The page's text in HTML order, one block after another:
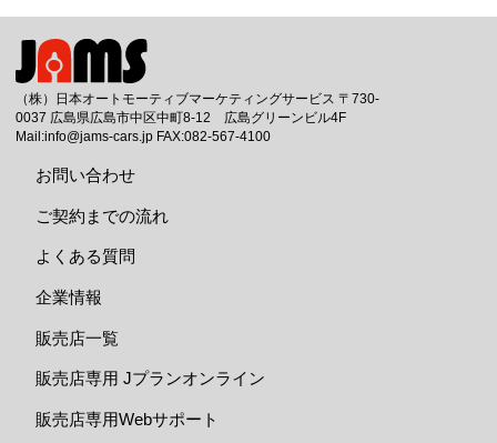
（株）日本オートモーティブマーケティングサービス 〒730-
0037 広島県広島市中区中町8-12 広島グリーンビル4F
Mail:info@jams-cars.jp FAX:082-567-4100
お問い合わせ
ご契約までの流れ
よくある質問
企業情報
販売店一覧
販売店専用 Jプランオンライン
販売店専用Webサポート